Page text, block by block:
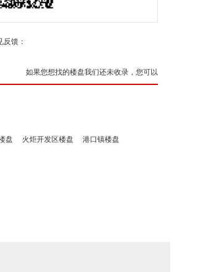
反馈：
如果您想找的楼盘我们还未收录，您可以
盘 火炬开发区楼盘 港口镇楼盘